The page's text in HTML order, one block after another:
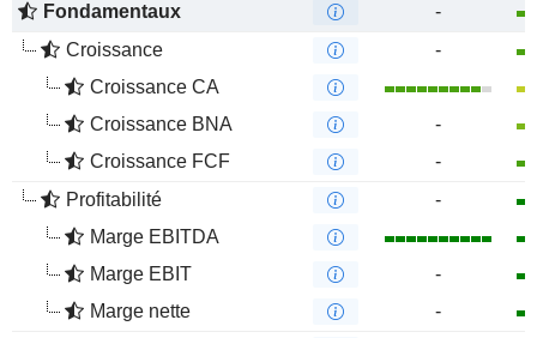
Fondamentaux
-
Croissance
-
Croissance CA
Croissance BNA
-
Croissance FCF
-
Profitabilité
-
Marge EBITDA
Marge EBIT
-
Marge nette
-